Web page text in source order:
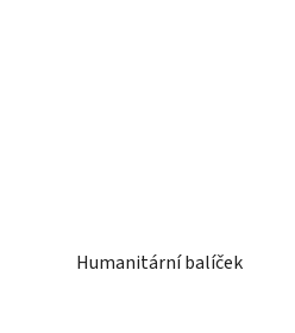
Humanitární balíček